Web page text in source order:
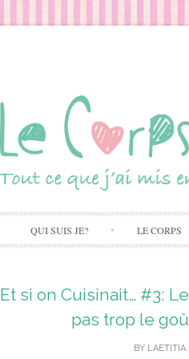
QUI SUIS JE? LE CORPS
Et si on Cuisinait… #3:
pas trop le
BY LAETITIA